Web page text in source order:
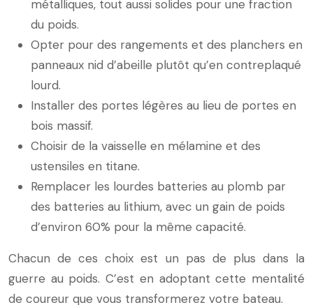
métalliques, tout aussi solides pour une fraction
du poids.
Opter pour des rangements et des planchers en
panneaux nid d’abeille plutôt qu’en contreplaqué
lourd.
Installer des portes légères au lieu de portes en
bois massif.
Choisir de la vaisselle en mélamine et des
ustensiles en titane.
Remplacer les lourdes batteries au plomb par
des batteries au lithium, avec un gain de poids
d’environ 60% pour la même capacité.
Chacun de ces choix est un pas de plus dans la
guerre au poids. C’est en adoptant cette mentalité
de coureur que vous transformerez votre bateau.